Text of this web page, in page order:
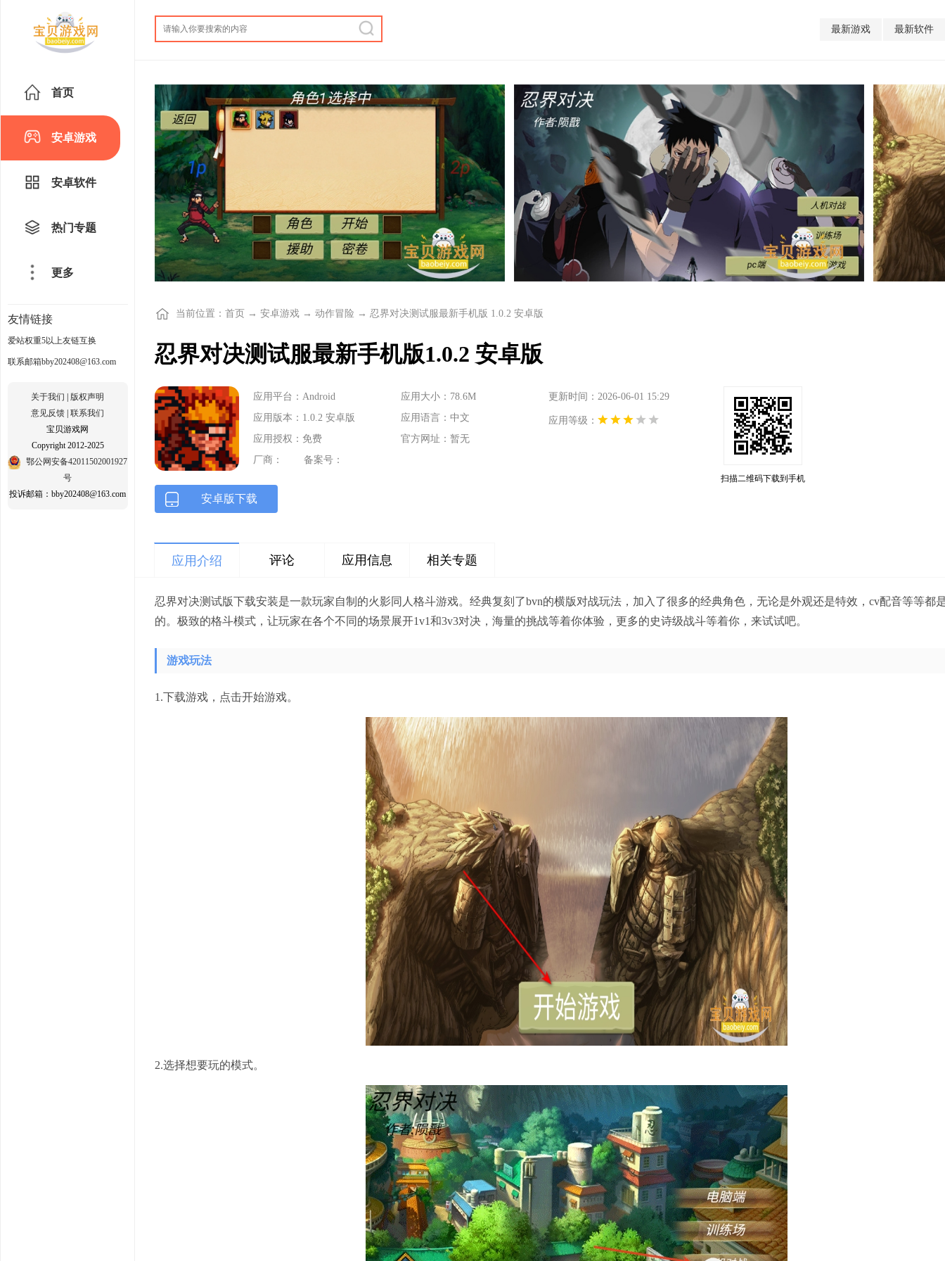
最新游戏 最新软件
首页
安卓游戏
安卓软件
热门专题
更多
友情链接
爱站权重5以上友链互换
联系邮箱bby202408@163.com
关于我们 | 版权声明
意见反馈 | 联系我们
宝贝游戏网
Copyright 2012-2025
鄂公网安备42011502001927
号
投诉邮箱：bby202408@163.com
当前位置： 首页 → 安卓游戏 → 动作冒险 → 忍界对决测试服最新手机版 1.0.2 安卓版
忍界对决测试服最新手机版1.0.2 安卓版
应用平台：Android 应用大小：78.6M
更新时间：2026-06-01 15:29
应用版本：1.0.2 安卓版
应用语言：中文
应用等级：
应用授权：免费
官方网址：暂无
厂商：
备案号：
扫描二维码下载到手机
安卓版下载
应用介绍 评论 应用信息 相关专题
忍界对决测试版下载安装是一款玩家自制的火影同人格斗游戏。经典复刻了bvn的横版对战玩法，加入了很多的经典角色，无论是外观还是特效，cv配音等等都
的。极致的格斗模式，让玩家在各个不同的场景展开1v1和3v3对决，海量的挑战等着你体验，更多的史诗级战斗等着你，来试试吧。
游戏玩法
1.下载游戏，点击开始游戏。
2.选择想要玩的模式。